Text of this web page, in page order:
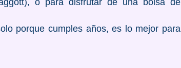
o para disfrutar de una bolsa de
porque cumples años, es lo mejor para